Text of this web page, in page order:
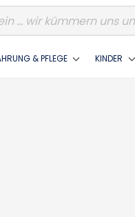
& PFLEGE KINDER